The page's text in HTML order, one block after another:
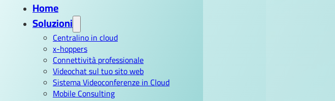
Home
Soluzioni
Centralino in cloud
x-hoppers
Connettività professionale
Videochat sul tuo sito web
Sistema Videoconferenze in Cloud
Mobile Consulting